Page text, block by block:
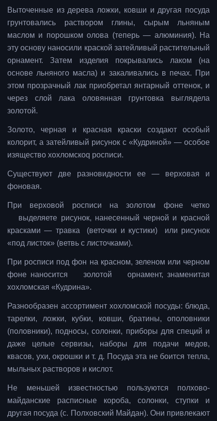
Выточенные из дерева ложки, ковши и другая посуда
грунтовались раствором глины, сырым льняным
маслом и порошком олова (теперь — алюминия). На
эту основу наносили краской затейливый растительный
орнамент. Затем изделия покрывались лаком (на
основе льняного масла) и закаливались в печах. При
этом прозрачный лак приобретал янтарный оттенок, и
через слой лака оловянная грунтовка выглядела
золотой.
Золото, черная и красная краски создают особый
колорит, а затейливый рисунок с «Кудриной» — особое
изящество хохломскоq росписи.
Существуют две разновидности ее — верховая и
фоновая.
При верховой росписи на золотом фоне четко
выделяете рисунок, нанесенный черной и красной
красками — травка (веточки и кустики) или рисунок
«под листок» (ветвь с листочками).
При росписи под фон на красном, зеленом или черном
фоне наносится золотой орнамент, знаменитая
хохломская «Кудрина».
Разнообразен ассортимент хохломской посуды: блюда,
тарелки, ложки, кубки, ковши, братины, ополовники
(половники), подносы, солонки, приборы для специй и
даже целые сервизы, наборы для подачи медов,
квасов, ухи, окрошки и т. д. Посуда эта не боится тепла,
мыльных растворов и кислот.
Не меньшей известностью пользуются полхово-
майданские расписные короба, солонки, ступки и
другая посуда (с. Полховский Майдан). Они привлекают